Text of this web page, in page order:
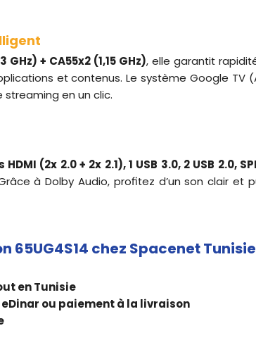
GHz) + CA55x2 (1,15 GHz), elle garantit
et contenus. Le système Google TV
en un clic.
(2x 2.0 + 2x 2.1), 1 USB 3.0, 2 USB 2.0,
à Dolby Audio, profitez d’un son clair
65UG4S14 chez Spacenet
en Tunisie
ou paiement à la livraison